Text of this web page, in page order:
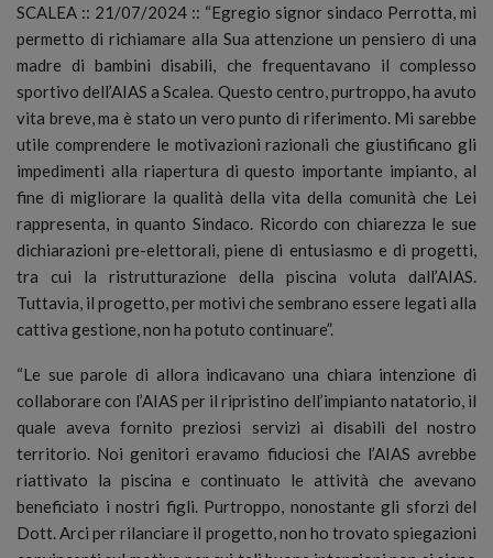
SCALEA :: 21/07/2024 :: “Egregio signor sindaco Perrotta, mi
permetto di richiamare alla Sua attenzione un pensiero di una
madre di bambini disabili, che frequentavano il complesso
sportivo dell’AIAS a Scalea. Questo centro, purtroppo, ha avuto
vita breve, ma è stato un vero punto di riferimento. Mi sarebbe
utile comprendere le motivazioni razionali che giustificano gli
impedimenti alla riapertura di questo importante impianto, al
fine di migliorare la qualità della vita della comunità che Lei
rappresenta, in quanto Sindaco. Ricordo con chiarezza le sue
dichiarazioni pre-elettorali, piene di entusiasmo e di progetti,
tra cui la ristrutturazione della piscina voluta dall’AIAS.
Tuttavia, il progetto, per motivi che sembrano essere legati alla
cattiva gestione, non ha potuto continuare”.
“Le sue parole di allora indicavano una chiara intenzione di
collaborare con l’AIAS per il ripristino dell’impianto natatorio, il
quale aveva fornito preziosi servizi ai disabili del nostro
territorio. Noi genitori eravamo fiduciosi che l’AIAS avrebbe
riattivato la piscina e continuato le attività che avevano
beneficiato i nostri figli. Purtroppo, nonostante gli sforzi del
Dott. Arci per rilanciare il progetto, non ho trovato spiegazioni